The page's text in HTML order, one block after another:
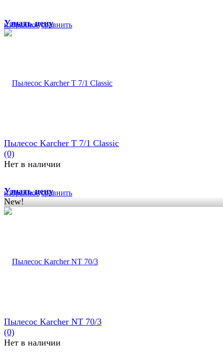
избранное сравнить
Узнать цену
избранное сравнить
Пылесос Karcher T 7/1 Сlassic
(0)
Нет в наличии
Узнать цену
New!
Пылесос Karcher NT 70/3
(0)
Нет в наличии